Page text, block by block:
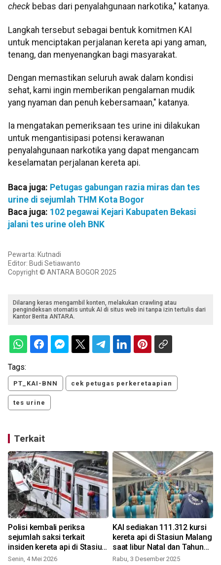
check bebas dari penyalahgunaan narkotika," katanya.
Langkah tersebut sebagai bentuk komitmen KAI
untuk menciptakan perjalanan kereta api yang aman,
tenang, dan menyenangkan bagi masyarakat.
Dengan memastikan seluruh awak dalam kondisi
sehat, kami ingin memberikan pengalaman mudik
yang nyaman dan penuh kebersamaan," katanya.
Ia mengatakan pemeriksaan tes urine ini dilakukan
untuk mengantisipasi potensi kerawanan
penyalahgunaan narkotika yang dapat mengancam
keselamatan perjalanan kereta api.
Baca juga: Petugas gabungan razia miras dan tes
urine di sejumlah THM Kota Bogor
Baca juga: 102 pegawai Kejari Kabupaten Bekasi
jalani tes urine oleh BNK
Pewarta: Kutnadi
Editor: Budi Setiawanto
Copyright © ANTARA BOGOR 2025
Dilarang keras mengambil konten, melakukan crawling atau
pengindeksan otomatis untuk AI di situs web ini tanpa izin tertulis dari
Kantor Berita ANTARA.
Tags:
PT_KAI-BNN cek petugas perkeretaapian
tes urine
Terkait
Polisi kembali periksa
sejumlah saksi terkait
insiden kereta api di Stasiun
Bekasi Timur
Senin, 4 Mei 2026
KAI sediakan 111.312 kursi
kereta api di Stasiun Malang
saat libur Natal dan Tahun
Baru
Rabu, 3 Desember 2025